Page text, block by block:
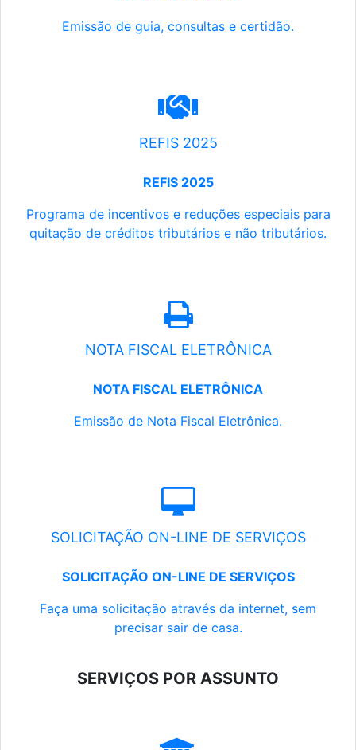
Emissão de guia, consultas e certidão.
REFIS 2025
REFIS 2025
Programa de incentivos e reduções especiais para
quitação de créditos tributários e não tributários.
NOTA FISCAL ELETRÔNICA
NOTA FISCAL ELETRÔNICA
Emissão de Nota Fiscal Eletrônica.
SOLICITAÇÃO ON-LINE DE SERVIÇOS
SOLICITAÇÃO ON-LINE DE SERVIÇOS
Faça uma solicitação através da internet, sem
precisar sair de casa.
SERVIÇOS POR ASSUNTO